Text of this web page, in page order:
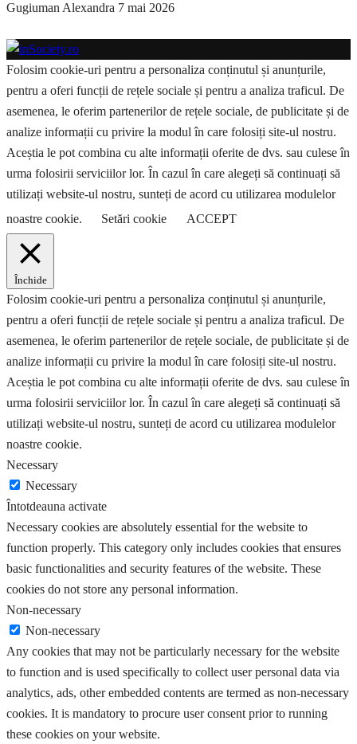
Gugiuman Alexandra 7 mai 2026
Folosim cookie-uri pentru a personaliza conținutul și anunțurile,
pentru a oferi funcții de rețele sociale și pentru a analiza traficul. De
asemenea, le oferim partenerilor de rețele sociale, de publicitate și de
analize informații cu privire la modul în care folosiți site-ul nostru.
Aceștia le pot combina cu alte informații oferite de dvs. sau culese în
urma folosirii serviciilor lor. În cazul în care alegeți să continuați să
utilizați website-ul nostru, sunteți de acord cu utilizarea modulelor
noastre cookie.
Setări cookie ACCEPT
Închide
Folosim cookie-uri pentru a personaliza conținutul și anunțurile,
pentru a oferi funcții de rețele sociale și pentru a analiza traficul. De
asemenea, le oferim partenerilor de rețele sociale, de publicitate și de
analize informații cu privire la modul în care folosiți site-ul nostru.
Aceștia le pot combina cu alte informații oferite de dvs. sau culese în
urma folosirii serviciilor lor. În cazul în care alegeți să continuați să
utilizați website-ul nostru, sunteți de acord cu utilizarea modulelor
noastre cookie.
Necessary
Necessary
Întotdeauna activate
Necessary cookies are absolutely essential for the website to
function properly. This category only includes cookies that ensures
basic functionalities and security features of the website. These
cookies do not store any personal information.
Non-necessary
Non-necessary
Any cookies that may not be particularly necessary for the website
to function and is used specifically to collect user personal data via
analytics, ads, other embedded contents are termed as non-necessary
cookies. It is mandatory to procure user consent prior to running
these cookies on your website.